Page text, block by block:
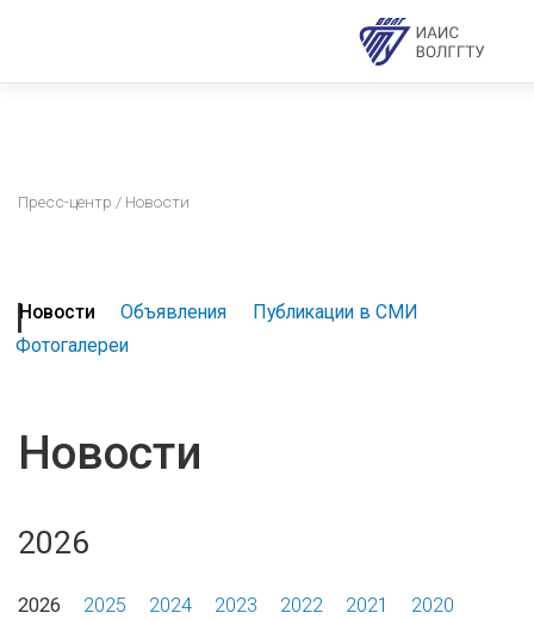
Пресс-центр / Новости
Новости Объявления
Публикации в СМИ
Фотогалереи
Новости
2026
2026 2025 2024 2023 2022 2021
2020